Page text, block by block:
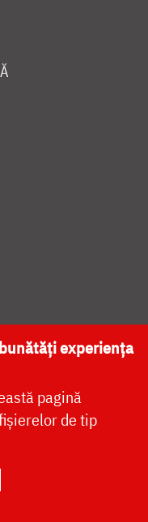
NAȚIONALĂ
experiența
pagină
de tip